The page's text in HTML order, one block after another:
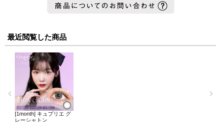
最近閲覧した商品
[1month] キュプリエ グ
レーシャトン